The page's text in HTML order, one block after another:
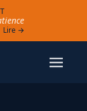
Lire →